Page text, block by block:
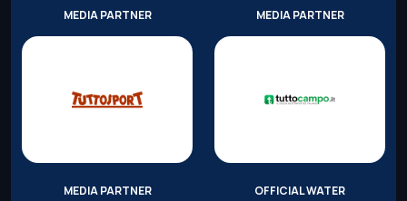
MEDIA PARTNER MEDIA PARTNER
MEDIA PARTNER OFFICIAL WATER